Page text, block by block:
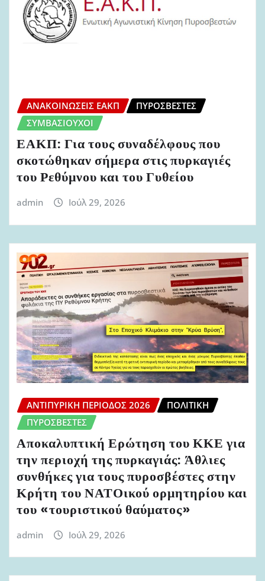
ΑΝΑΚΟΙΝΏΣΕΙΣ ΕΑΚΠ
ΠΥΡΟΣΒΈΣΤΕΣ
ΣΥΜΒΑΣΙΟΎΧΟΙ
ΕΑΚΠ: Για τους συναδέλφους που
σκοτώθηκαν σήμερα στις πυρκαγιές
του Ρεθύμνου και του Γυθείου
admin Ιούλ 29, 2026
ΑΝΤΙΠΥΡΙΚΉ ΠΕΡΊΟΔΟΣ 2026
ΠΟΛΙΤΙΚΉ
ΠΥΡΟΣΒΈΣΤΕΣ
Αποκαλυπτική Ερώτηση του ΚΚΕ για
την περιοχή της πυρκαγιάς: Άθλιες
συνθήκες για τους πυροσβέστες στην
Κρήτη του ΝΑΤΟικού ορμητηρίου και
του «τουριστικού θαύματος»
admin Ιούλ 29, 2026